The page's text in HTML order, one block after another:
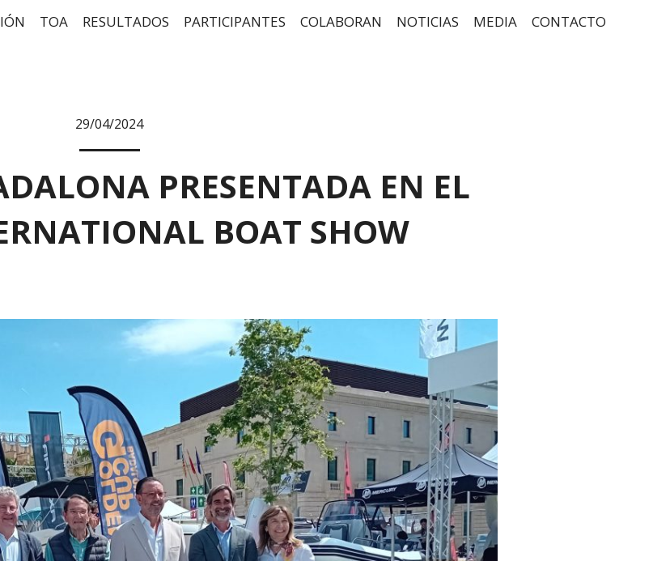
TOA RESULTADOS PARTICIPANTES COLABORAN NOTICIAS MEDIA CONTACTO
29/04/2024
PRESENTADA EN EL
BOAT SHOW